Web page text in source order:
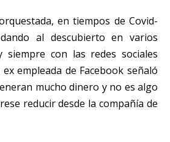
en tiempos de Covid-
al descubierto en varios
con las redes sociales
empleada de Facebook señaló
mucho dinero y no es algo
reducir desde la compañía de